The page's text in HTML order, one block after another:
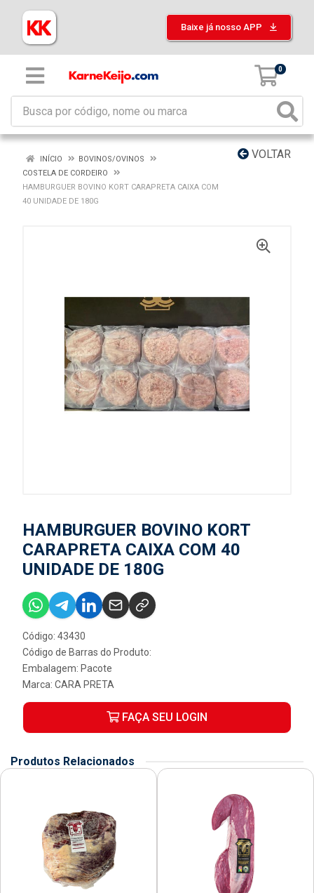
Baixe já nosso APP
0
VOLTAR
INÍCIO
BOVINOS/OVINOS
COSTELA DE CORDEIRO
HAMBURGUER BOVINO KORT CARAPRETA CAIXA COM
40 UNIDADE DE 180G
HAMBURGUER BOVINO KORT
CARAPRETA CAIXA COM 40
UNIDADE DE 180G
Código: 43430
Código de Barras do Produto:
Embalagem: Pacote
Marca: CARA PRETA
FAÇA SEU LOGIN
Produtos Relacionados